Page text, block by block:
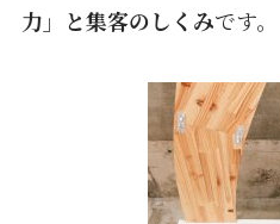
力」と集客のしくみです。